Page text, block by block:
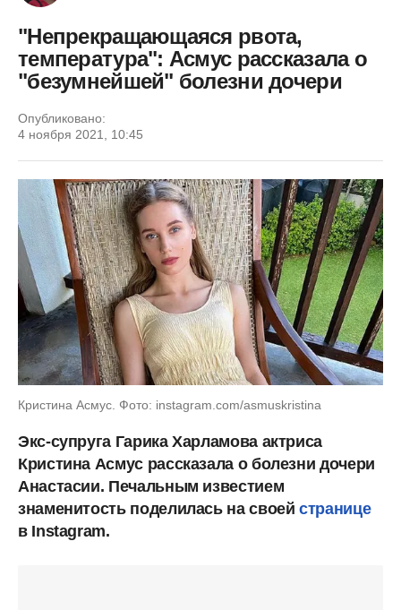
"Непрекращающаяся рвота,
температура": Асмус рассказала о
"безумнейшей" болезни дочери
Опубликовано:
4 ноября 2021, 10:45
Кристина Асмус. Фото: instagram.com/asmuskristina
Экс-супруга Гарика Харламова актриса
Кристина Асмус рассказала о болезни дочери
Анастасии. Печальным известием
знаменитость поделилась на своейстранице
в Instagram.